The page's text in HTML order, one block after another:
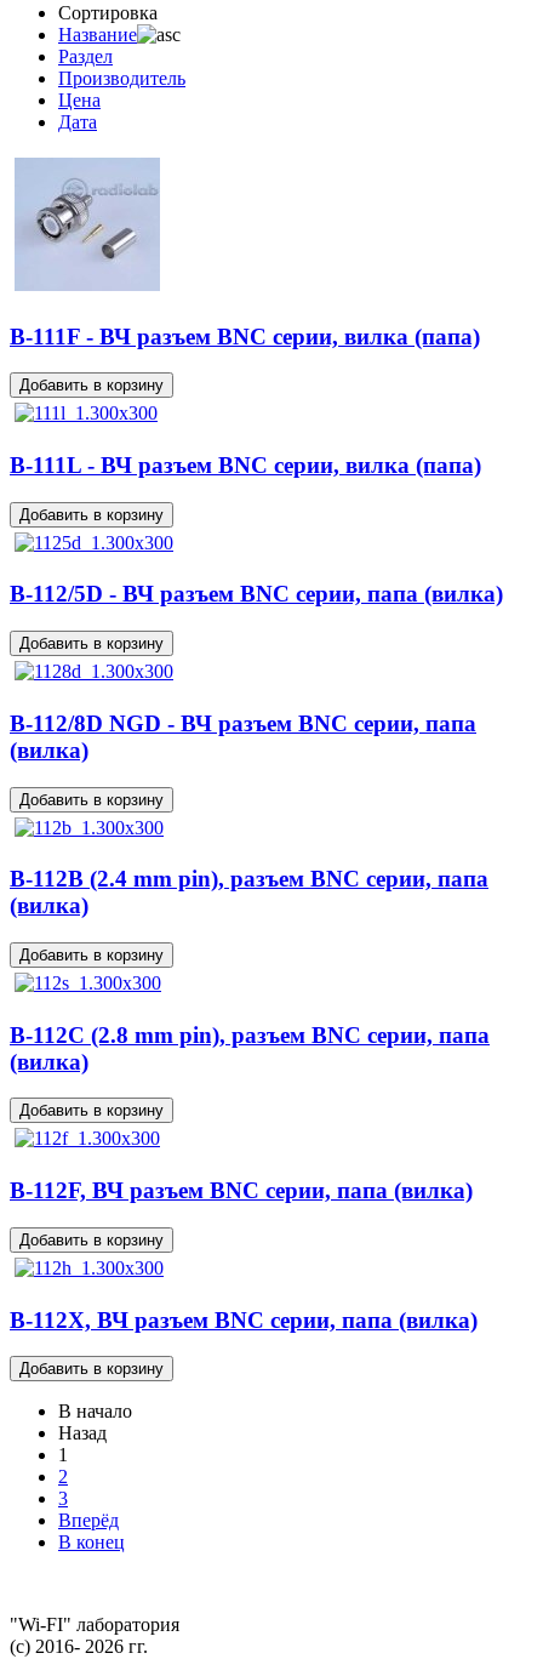
Сортировка
Название
Раздел
Производитель
Цена
Дата
B-111F - ВЧ разъем BNC серии, вилка (папа)
B-111L - ВЧ разъем BNC серии, вилка (папа)
B-112/5D - ВЧ разъем BNC серии, папа (вилка)
B-112/8D NGD - ВЧ разъем BNC серии, папа
(вилка)
B-112B (2.4 mm pin), разъем BNC серии, папа
(вилка)
B-112C (2.8 mm pin), разъем BNC серии, папа
(вилка)
B-112F, ВЧ разъем BNC серии, папа (вилка)
B-112X, ВЧ разъем BNC серии, папа (вилка)
В начало
Назад
1
2
3
Вперёд
В конец
"Wi-FI" лаборатория
(с) 2016- 2026 гг.